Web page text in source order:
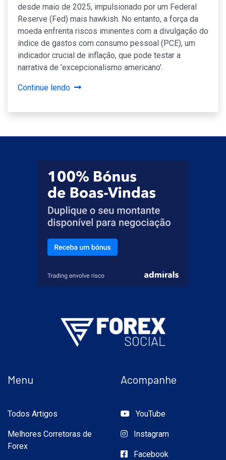
desde maio de 2025, impulsionado por um Federal
Reserve (Fed) mais hawkish. No entanto, a força da
moeda enfrenta riscos iminentes com a divulgação do
índice de gastos com consumo pessoal (PCE), um
indicador crucial de inflação, que pode testar a
narrativa de 'excepcionalismo americano'.
Continue lendo
Menu
Todos Artigos
Melhores Corretoras de
Forex
Acompanhe
YouTube
Instagram
Facebook